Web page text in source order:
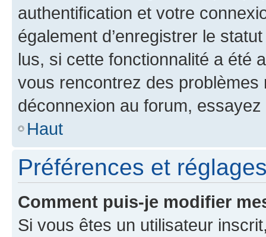
authentification et votre
également d’enregistrer le
lus, si cette fonctionnalité a été
vous rencontrez des
déconnexion au forum,
Haut
Préférences et
Comment puis-je modifier
Si vous êtes un utilisateur